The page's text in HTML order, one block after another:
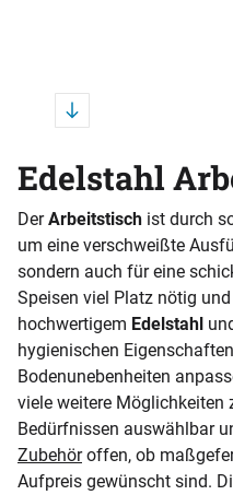
Edelstahl
DerArbeitstisch ist durch
um eine verschweißte
sondern auch für eine
Speisen viel Platz nötig
hochwertigem Edelstahl
hygienischen
Bodenunebenheiten
viele weitere Möglichkeiten
Bedürfnissen auswählbar
Zubehöroffen, ob
Aufpreis gewünscht sind.